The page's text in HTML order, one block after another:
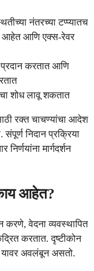
नंतरच्या टप्प्यातच
आहेत आणि एक्स-रेवर
प्रदान करतात आणि
शोध लावू शकतात
रक्त चाचण्यांचा आदेश
निदान प्रक्रिया
मार्गदर्शन
आहेत?
करणे, वेदना व्यवस्थापित
करतात. दृष्टीकोन
यावर अवलंबून असतो.